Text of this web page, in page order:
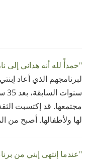
"حمدأً لله أنه هداني إلى
لبرنامجهم الذي أعاد
مجتمعها. قد إكتسبت
لها ولأطفالها. أصبح من
"عندما إنتهى إبني من